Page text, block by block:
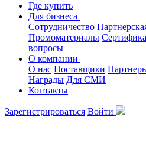
Где купить
Для бизнеса
Сотрудничество
Промоматериалы
вопросы
О компании
О нас Поставщики
Награды Для СМИ
Контакты
Зарегистрироваться Войти